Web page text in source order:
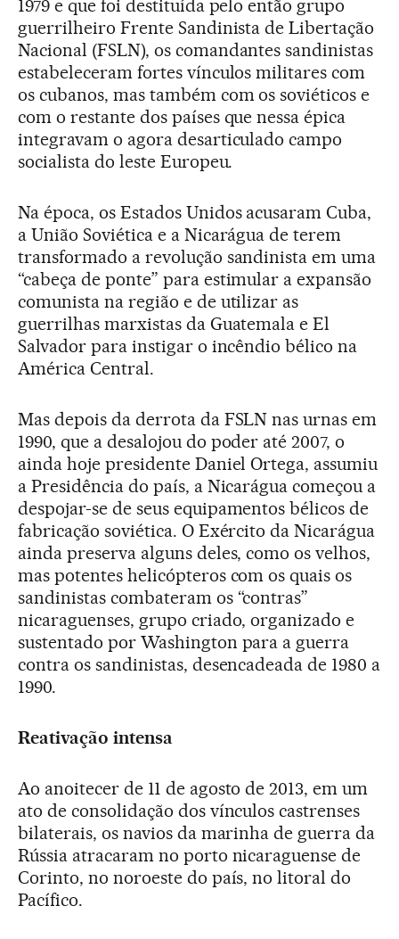
1979 e que foi destituída pelo então grupo
guerrilheiro Frente Sandinista de Libertação
Nacional (FSLN), os comandantes sandinistas
estabeleceram fortes vínculos militares com
os cubanos, mas também com os soviéticos e
com o restante dos países que nessa épica
integravam o agora desarticulado campo
socialista do leste Europeu.
Na época, os Estados Unidos acusaram Cuba,
a União Soviética e a Nicarágua de terem
transformado a revolução sandinista em uma
“cabeça de ponte” para estimular a expansão
comunista na região e de utilizar as
guerrilhas marxistas da Guatemala e El
Salvador para instigar o incêndio bélico na
América Central.
Mas depois da derrota da FSLN nas urnas em
1990, que a desalojou do poder até 2007, o
ainda hoje presidente Daniel Ortega, assumiu
a Presidência do país, a Nicarágua começou a
despojar-se de seus equipamentos bélicos de
fabricação soviética. O Exército da Nicarágua
ainda preserva alguns deles, como os velhos,
mas potentes helicópteros com os quais os
sandinistas combateram os “contras”
nicaraguenses, grupo criado, organizado e
sustentado por Washington para a guerra
contra os sandinistas, desencadeada de 1980 a
1990.
Reativação intensa
Ao anoitecer de 11 de agosto de 2013, em um
ato de consolidação dos vínculos castrenses
bilaterais, os navios da marinha de guerra da
Rússia atracaram no porto nicaraguense de
Corinto, no noroeste do país, no litoral do
Pacífico.